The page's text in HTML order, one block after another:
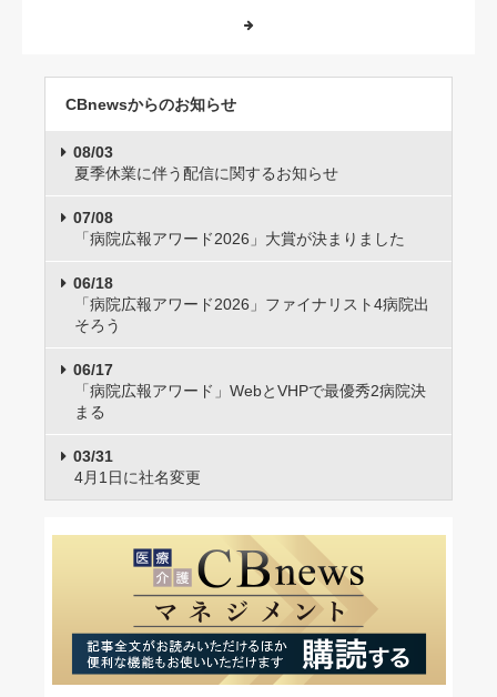
CBnewsからのお知らせ
08/03
夏季休業に伴う配信に関するお知らせ
07/08
「病院広報アワード2026」大賞が決まりました
06/18
「病院広報アワード2026」ファイナリスト4病院出
そろう
06/17
「病院広報アワード」WebとVHPで最優秀2病院決
まる
03/31
4月1日に社名変更